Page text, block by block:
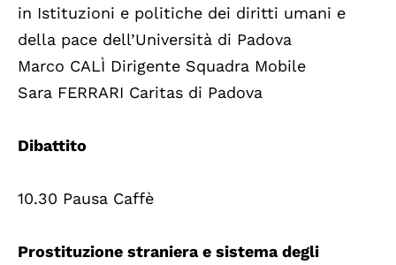
in Istituzioni e politiche dei diritti umani e
della pace dell’Università di Padova
Marco CALÌ Dirigente Squadra Mobile
Sara FERRARI Caritas di Padova
Dibattito
10.30 Pausa Caffè
Prostituzione straniera e sistema degli